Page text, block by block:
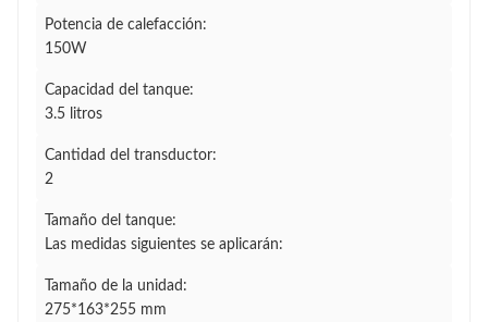
Potencia de calefacción:
150W
Capacidad del tanque:
3.5 litros
Cantidad del transductor:
2
Tamaño del tanque:
Las medidas siguientes se aplicarán:
Tamaño de la unidad:
275*163*255 mm